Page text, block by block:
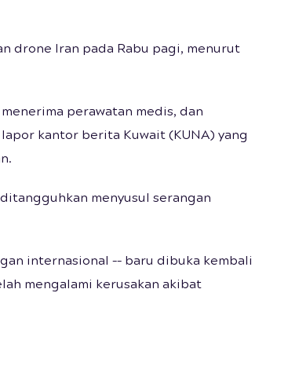
drone Iran pada Rabu pagi, menurut
perawatan medis, dan
kantor berita Kuwait (KUNA) yang
menyusul serangan
internasional –– baru dibuka kembali
mengalami kerusakan akibat